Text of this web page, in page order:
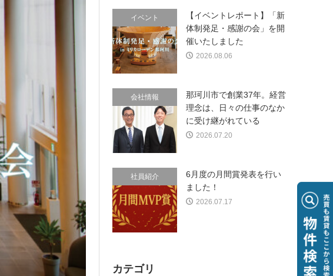
イベント
【イベントレポート】「新
体制発足・感謝の会」を開
催いたしました
2026.08.06
会社情報
那珂川市で創業37年。経営
理念は、日々の仕事のなか
に受け継がれている
2026.07.20
社員紹介
6月度の月間賞発表を行い
ました！
2026.07.17
カテゴリ